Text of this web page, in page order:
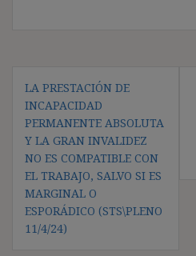
Navegación
de
entradas
LA PRESTACIÓN DE
INCAPACIDAD
PERMANENTE ABSOLUTA
Y LA GRAN INVALIDEZ
NO ES COMPATIBLE CON
EL TRABAJO, SALVO SI ES
MARGINAL O
ESPORÁDICO (STS\PLENO
11/4/24)